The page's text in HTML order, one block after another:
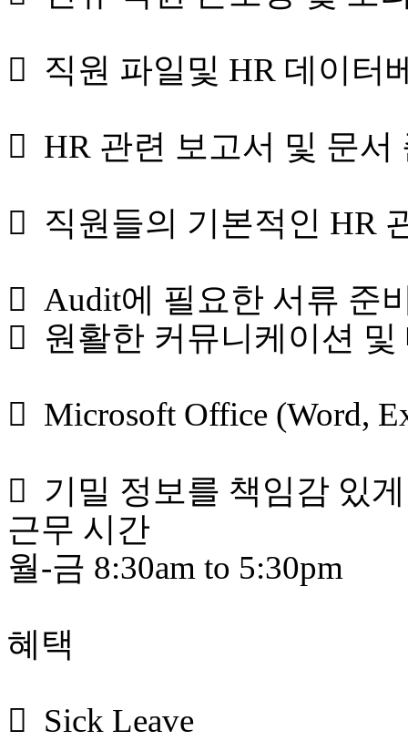
 직원 파일및 HR 데이터
 HR 관련 보고서 및 문서
 직원들의 기본적인 HR
 Audit에 필요한 서류 준
 원활한 커뮤니케이션 및
 Microsoft Office (Word,
 기밀 정보를 책임감 있
근무 시간
월-금 8:30am to 5:30pm
혜택
 Sick Leave